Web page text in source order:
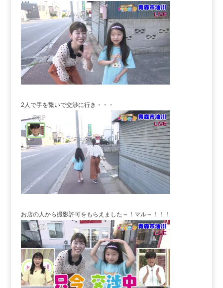
2人で手を繋いで交渉に行き・・・
お店の人から撮影許可をもらえました～！マル～！！！